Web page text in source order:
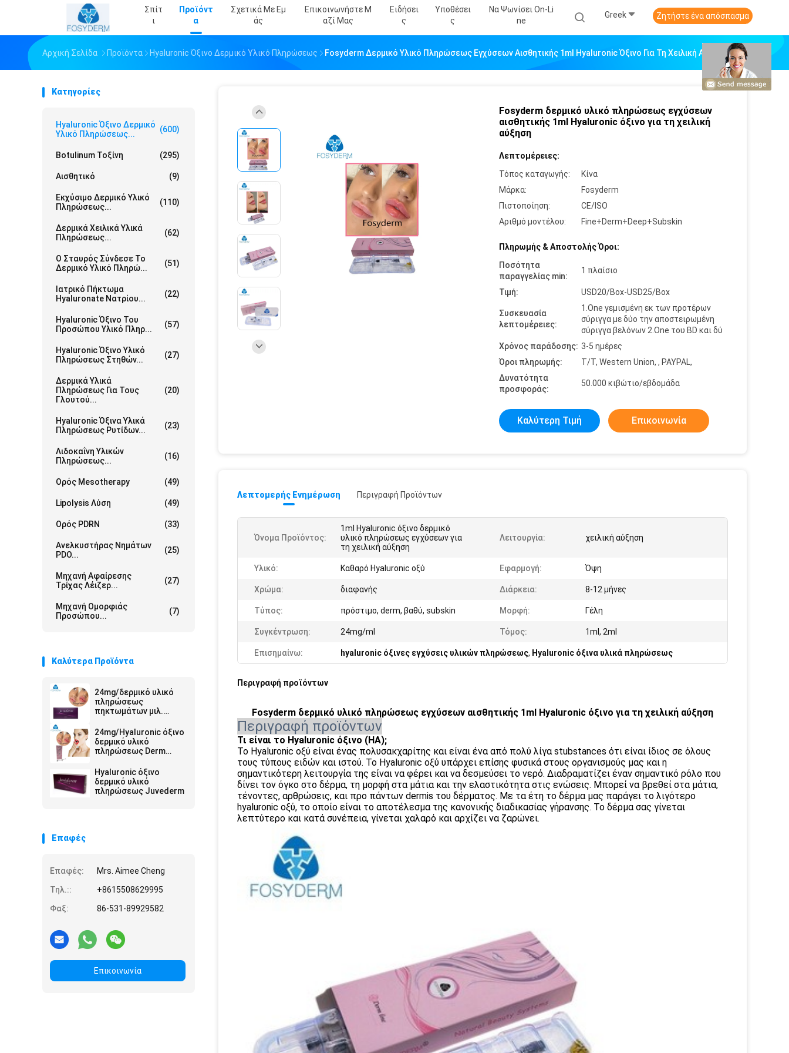
Σπίτ
Ι
Προϊόντ
Α
Σχετικά Με Εμ
Άς
Επικοινωνήστε Μ
Αζί Μας
Ειδήσει
Σ
Υποθέσει
Σ
Να Ψωνίσει On-Li
Ne
Greek Ζητήστε ένα απόσπασμα
Αρχική Σελίδα Προϊόντα Hyaluronic Όξινο Δερμικό Υλικό Πληρώσεως Fosyderm Δερμικό Υλικό Πληρώσεως Εγχύσεων Αισθητικής 1ml Hyaluronic Όξινο Για Τη Χειλική Αύξηση
Κατηγορίες
Hyaluronic Όξινο Δερμικό
Υλικό Πληρώσεως...
(600)
Botulinum Τοξίνη (295)
Αισθητικό (9)
Εκχύσιμο Δερμικό Υλικό
Πληρώσεως...
(110)
Δερμικά Χειλικά Υλικά
Πληρώσεως...
(62)
Ο Σταυρός Σύνδεσε Το
Δερμικό Υλικό Πληρώ...
(51)
Ιατρικό Πήκτωμα
Hyaluronate Νατρίου...
(22)
Hyaluronic Όξινο Του
Προσώπου Υλικό Πληρ...
(57)
Hyaluronic Όξινο Υλικό
Πληρώσεως Στηθών...
(27)
Δερμικά Υλικά
Πληρώσεως Για Τους
Γλουτού...
(20)
Hyaluronic Όξινα Υλικά
Πληρώσεως Ρυτίδων...
(23)
Λιδοκαΐνη Υλικών
Πληρώσεως...
(16)
Ορός Mesotherapy (49)
Lipolysis Λύση (49)
Ορός PDRN (33)
Ανελκυστήρας Νημάτων
PDO...
(25)
Μηχανή Αφαίρεσης
Τρίχας Λέιζερ...
(27)
Μηχανή Ομορφιάς
Προσώπου...
(7)
Καλύτερα Προϊόντα
24mg/δερμικό υλικό
πληρώσεως
πηκτωμάτων μιλ.
Hyaluronic όξινο για τα
χείλια 2*1ml
24mg/Hyaluronic όξινο
δερμικό υλικό
πληρώσεως Derm
Hyaluronic όξινο
δερμικό υλικό
πληρώσεως Juvederm
Επαφές
Επαφές:
Mrs. Aimee Cheng
Τηλ.::
+8615508629995
Φαξ:
86-531-89929582
Επικοινωνία
Fosyderm δερμικό υλικό πληρώσεως εγχύσεων
αισθητικής 1ml Hyaluronic όξινο για τη χειλική
αύξηση
Λεπτομέρειες:
Τόπος καταγωγής:
Κίνα
Μάρκα:
Fosyderm
Πιστοποίηση:
CE/ISO
Αριθμό μοντέλου:
Fine+Derm+Deep+Subskin
Πληρωμής & Αποστολής Όροι:
Ποσότητα
παραγγελίας min:
1 πλαίσιο
Τιμή: USD20/Box-USD25/Box
Συσκευασία
λεπτομέρειες:
1.One γεμισμένη εκ των προτέρων
σύριγγα με δύο την αποστειρωμένη
σύριγγα βελόνων 2.One του BD και δύ
Χρόνος παράδοσης: 3-5 ημέρες
Όροι πληρωμής:
T/T, Western Union, , PAYPAL,
Δυνατότητα
προσφοράς:
50.000 κιβώτιο/εβδομάδα
Καλύτερη Τιμή Επικοινωνία
Λεπτομερής Ενημέρωση Περιγραφή Προϊόντων
Όνομα Προϊόντος:
1ml Hyaluronic όξινο δερμικό
υλικό πληρώσεως εγχύσεων για
τη χειλική αύξηση
Λειτουργία: χειλική αύξηση
Υλικό: Καθαρό Hyaluronic οξύ Εφαρμογή: Όψη
Χρώμα: διαφανής Διάρκεια: 8-12 μήνες
Τύπος: πρόστιμο, derm, βαθύ, subskin Μορφή: Γέλη
Συγκέντρωση: 24mg/ml Τόμος: 1ml, 2ml
Επισημαίνω: hyaluronic όξινες εγχύσεις υλικών πληρώσεως, Hyaluronic όξινα υλικά πληρώσεως
Περιγραφή προϊόντων
Fosyderm δερμικό υλικό πληρώσεως εγχύσεων αισθητικής 1ml Hyaluronic όξινο για τη χειλική αύξηση
Περιγραφή προϊόντων
Τι είναι το Hyaluronic όξινο (HA);
Το Hyaluronic οξύ είναι ένας πολυσακχαρίτης και είναι ένα από πολύ λίγα stubstances ότι είναι ίδιος σε όλους
τους τύπους ειδών και ιστού. Το Hyaluronic οξύ υπάρχει επίσης φυσικά στους οργανισμούς μας και η
σημαντικότερη λειτουργία της είναι να φέρει και να δεσμεύσει το νερό. Διαδραματίζει έναν σημαντικό ρόλο που
δίνει τον όγκο στο δέρμα, τη μορφή στα μάτια και την ελαστικότητα στις ενώσεις. Μπορεί να βρεθεί στα μάτια,
τένοντες, αρθρώσεις, και προ πάντων dermis του δέρματος. Με τα έτη το δέρμα μας παράγει το λιγότερο
hyaluronic οξύ, το οποίο είναι το αποτέλεσμα της κανονικής διαδικασίας γήρανσης. Το δέρμα σας γίνεται
λεπτύτερο και κατά συνέπεια, γίνεται χαλαρό και αρχίζει να ζαρώνει.